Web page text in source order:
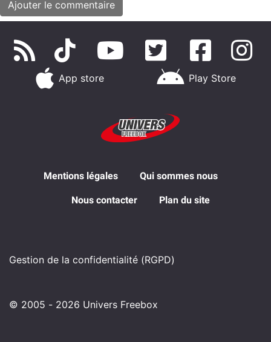
App store Play Store
Mentions légales Qui sommes nous
Nous contacter Plan du site
Gestion de la confidentialité (RGPD)
© 2005 - 2026 Univers Freebox